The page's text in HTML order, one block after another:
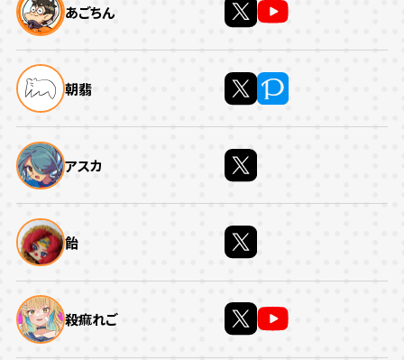
あごちん
朝翡
アスカ
飴
殺痲れご